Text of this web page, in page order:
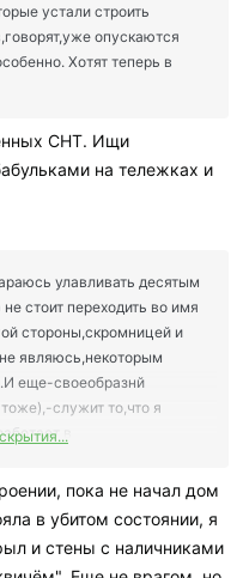
устали строить
опускаются
Хотят теперь в
СНТ. Ищи
на тележках и
улавливать десятым
стоит переходить во имя
стороны,скромницей и
являюсь,некоторым
еще-своеобразнй
служит то,что я
в
пока не начал дом
в убитом состоянии, я
и стены с наличниками